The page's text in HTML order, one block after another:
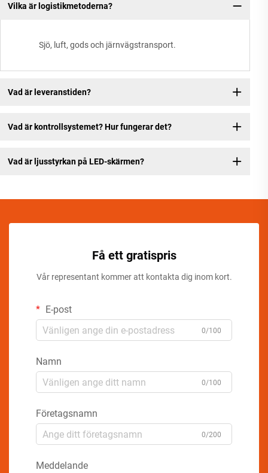
Vilka är logistikmetoderna?
Sjö, luft, gods och järnvägstransport.
Vad är leveranstiden?
Vad är kontrollsystemet? Hur fungerar det?
Vad är ljusstyrkan på LED-skärmen?
Få ett gratispris
Vår representant kommer att kontakta dig inom kort.
E-post
0/100
Namn
0/100
Företagsnamn
0/200
Meddelande